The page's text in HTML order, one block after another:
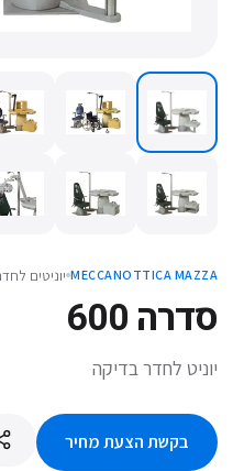
MECCANOTTICA MAZZA יוניטים
סדרה 600
יוניט לחדר בדיקה
בקשת הצעת מחיר